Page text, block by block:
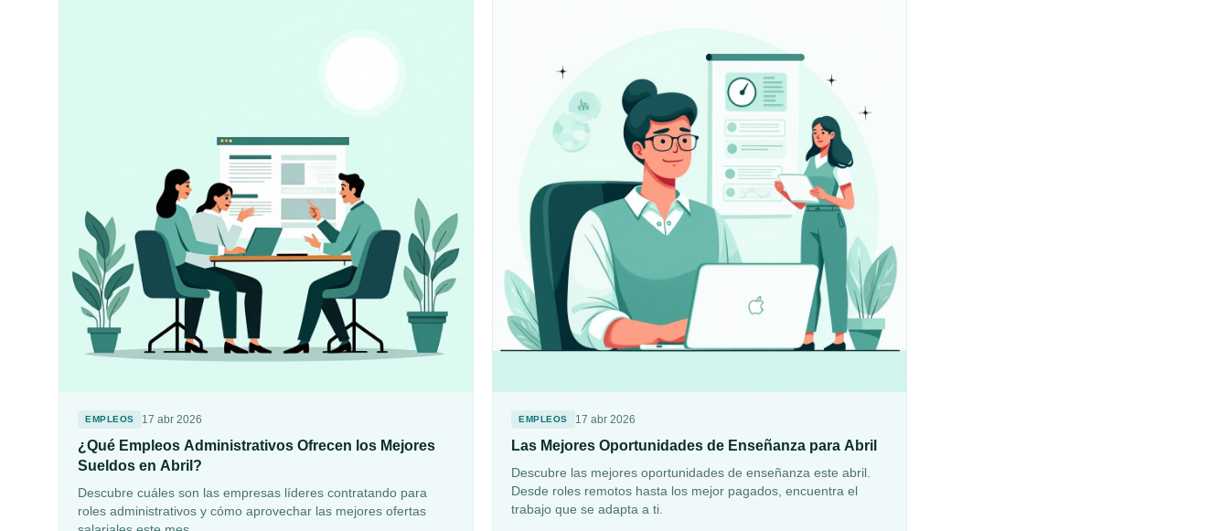
EMPLEOS 17 abr 2026
¿Qué Empleos Administrativos Ofrecen los Mejores
Sueldos en Abril?
Descubre cuáles son las empresas líderes contratando para
roles administrativos y cómo aprovechar las mejores ofertas
EMPLEOS 17 abr 2026
Las Mejores Oportunidades de Enseñanza para Abril
Descubre las mejores oportunidades de enseñanza este abril.
Desde roles remotos hasta los mejor pagados, encuentra el
trabajo que se adapta a ti.